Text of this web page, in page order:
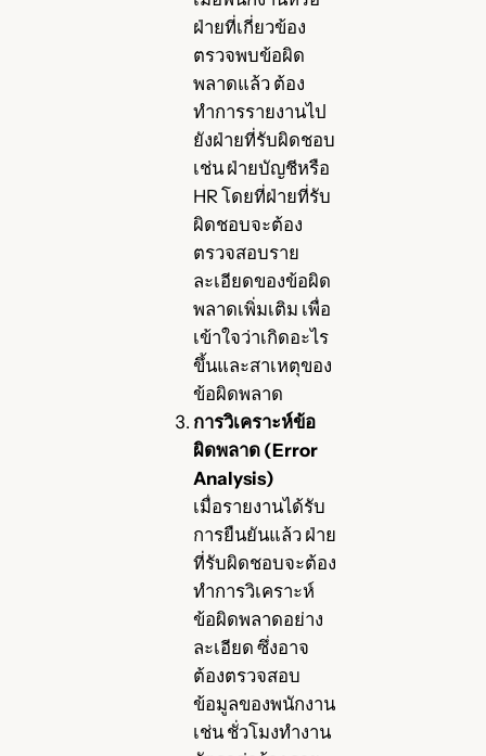
ฝ่ายที่เกี่ยวข้อง
ตรวจพบข้อผิด
พลาดแล้ว ต้อง
ทำการรายงานไป
ยังฝ่ายที่รับผิดชอบ
เช่น ฝ่ายบัญชีหรือ
HR โดยที่ฝ่ายที่รับ
ผิดชอบจะต้อง
ตรวจสอบราย
ละเอียดของข้อผิด
พลาดเพิ่มเติม เพื่อ
เข้าใจว่าเกิดอะไร
ขึ้นและสาเหตุของ
ข้อผิดพลาด
การวิเคราะห์ข้อ
ผิดพลาด (Error
Analysis)
เมื่อรายงานได้รับ
การยืนยันแล้ว ฝ่าย
ที่รับผิดชอบจะต้อง
ทำการวิเคราะห์
ข้อผิดพลาดอย่าง
ละเอียด ซึ่งอาจ
ต้องตรวจสอบ
ข้อมูลของพนักงาน
เช่น ชั่วโมงทำงาน